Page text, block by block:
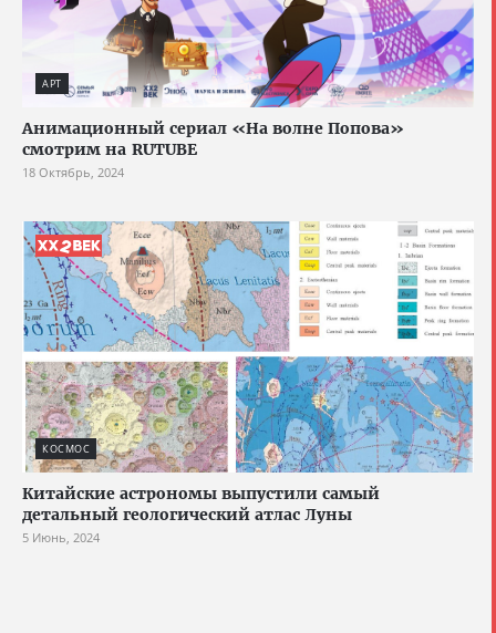
АРТ
Анимационный сериал «На волне Попова»
смотрим на RUTUBE
18 Октябрь, 2024
КОСМОС
Китайские астрономы выпустили самый
детальный геологический атлас Луны
5 Июнь, 2024